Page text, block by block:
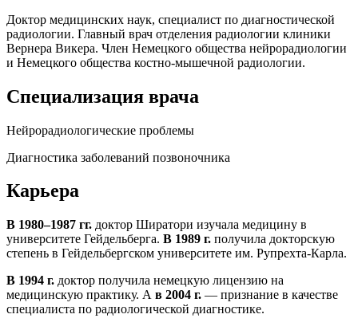
Доктор медицинских наук, специалист по диагностической
радиологии. Главный врач отделения радиологии клиники
Вернера Викера. Член Немецкого общества нейрорадиологии
и Немецкого общества костно-мышечной радиологии.
Специализация врача
Нейрорадиологические проблемы
Диагностика заболеваний позвоночника
Карьера
В 1980–1987 гг. доктор Ширатори изучала медицину в
университете Гейдельберга. В 1989 г. получила докторскую
степень в Гейдельбергском университете им. Рупрехта-Карла.
В 1994 г. доктор получила немецкую лицензию на
медицинскую практику. А в 2004 г. — признание в качестве
специалиста по радиологической диагностике.